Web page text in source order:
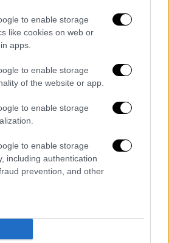
to enable storage
like cookies on web or
apps.
to enable storage
of the website or app.
to enable storage
to enable storage
including authentication
prevention, and other
τα προσβλητικά σχόλια θα